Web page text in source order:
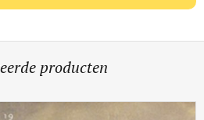
producten